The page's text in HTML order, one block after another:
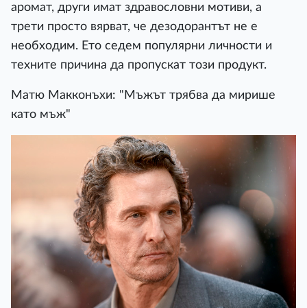
аромат, други имат здравословни мотиви, а
трети просто вярват, че дезодорантът не е
необходим. Ето седем популярни личности и
техните причина да пропускат този продукт.
Матю Макконъхи: "Мъжът трябва да мирише
като мъж"